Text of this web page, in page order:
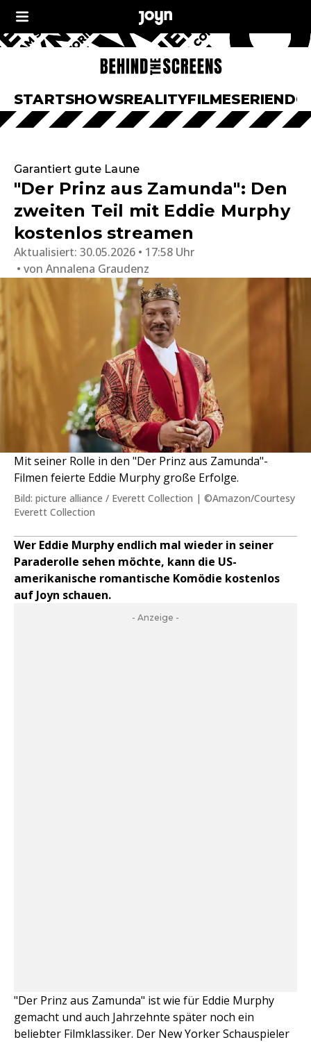
STARTSHOWSREALITYFILMESERIEN
Garantiert gute Laune
"Der Prinz aus Zamunda": Den
zweiten Teil mit Eddie Murphy
kostenlos streamen
Aktualisiert: 30.05.2026 • 17:58 Uhr
von Annalena Graudenz
Mit seiner Rolle in den "Der Prinz aus Zamunda"-
Filmen feierte Eddie Murphy große Erfolge.
Bild: picture alliance / Everett Collection | ©Amazon/Courtesy
Everett Collection
Wer Eddie Murphy endlich mal wieder in seiner
Paraderolle sehen möchte, kann die US-
amerikanische romantische Komödie kostenlos
auf Joyn schauen.
- Anzeige -
"Der Prinz aus Zamunda" ist wie für Eddie Murphy
gemacht und auch Jahrzehnte später noch ein
beliebter Filmklassiker. Der New Yorker Schauspieler